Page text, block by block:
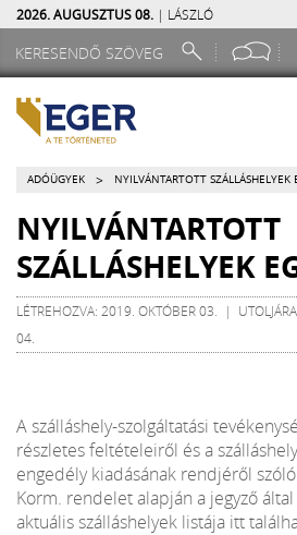
2026. AUGUSZTUS 08. | LÁSZLÓ
ADÓÜGYEK > NYILVÁNTARTOTT SZÁLLÁSHELYEK
NYILVÁNTARTOTT
SZÁLLÁSHELYEK
LÉTREHOZVA: 2019. OKTÓBER 03. |
04.
A szálláshely-szolgáltatási
részletes feltételeiről és a
engedély kiadásának rendjéről
Korm. rendelet alapján a jegyző
aktuális szálláshelyek listája itt